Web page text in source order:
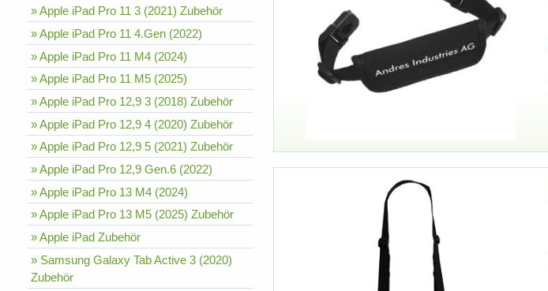
» Apple iPad Pro 11 3 (2021) Zubehör
» Apple iPad Pro 11 4.Gen (2022)
» Apple iPad Pro 11 M4 (2024)
» Apple iPad Pro 11 M5 (2025)
» Apple iPad Pro 12,9 3 (2018) Zubehör
» Apple iPad Pro 12,9 4 (2020) Zubehör
» Apple iPad Pro 12,9 5 (2021) Zubehör
» Apple iPad Pro 12,9 Gen.6 (2022)
» Apple iPad Pro 13 M4 (2024)
» Apple iPad Pro 13 M5 (2025) Zubehör
» Apple iPad Zubehör
» Samsung Galaxy Tab Active 3 (2020)
Zubehör